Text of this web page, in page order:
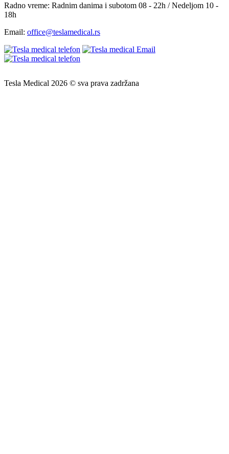
Radno vreme: Radnim danima i subotom 08 - 22h / Nedeljom 10 -
18h
Email: office@teslamedical.rs
Tesla Medical 2026 © sva prava zadržana